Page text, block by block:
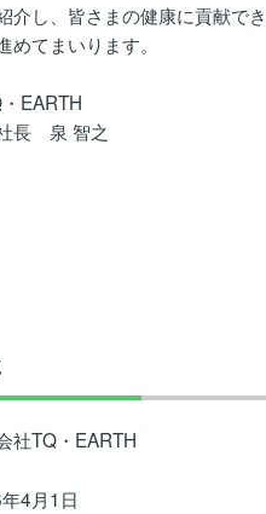
介し、皆さまの健康に貢献で
めてまいります。
EARTH
長 泉 智之
社TQ・EARTH
4月1日